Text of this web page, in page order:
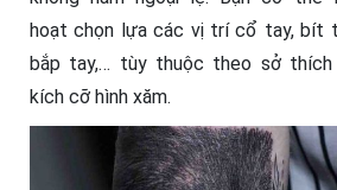
hoạt chọn lựa các vị trí cổ tay, bít
bắp tay,… tùy thuộc theo sở thích
kích cỡ hình xăm.